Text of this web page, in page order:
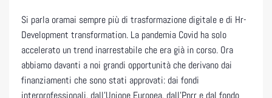
Si parla oramai sempre più di trasformazione digitale e di Hr-
Development transformation. La pandemia Covid ha solo
accelerato un trend inarrestabile che era già in corso. Ora
abbiamo davanti a noi grandi opportunità che derivano dai
finanziamenti che sono stati approvati: dai fondi
interprofessionali, dall’Unione Europea, dall’Pnrr e dal fondo